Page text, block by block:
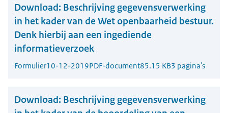
Download: Beschrijving gegevensverwerking
in het kader van de Wet openbaarheid bestuur.
Denk hierbij aan een ingediende
informatieverzoek
Formulier10-12-2019PDF-document85.15 KB3 pagina's
Download: Beschrijving gegevensverwerking